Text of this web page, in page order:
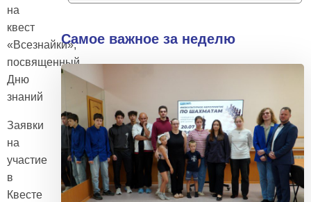
на
квест
«Всезнайки»,
посвященный
Дню
знаний
Заявки
на
участие
в
Квесте
Самое важное за неделю